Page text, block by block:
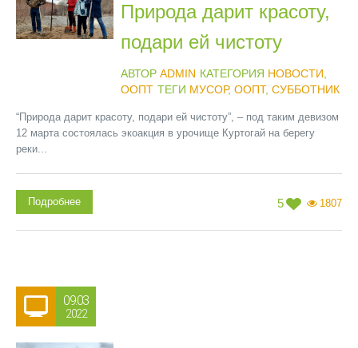
Природа дарит красоту,
подари ей чистоту
АВТОР ADMIN КАТЕГОРИЯ НОВОСТИ
ООПТ ТЕГИ МУСОР, ООПТ, СУББОТНИК
“Природа дарит красоту, подари ей чистоту”, – под таким девизом
12 марта состоялась экоакция в урочище Куртогай на берегу
реки...
5 1807
Подробнее
09.03
2022